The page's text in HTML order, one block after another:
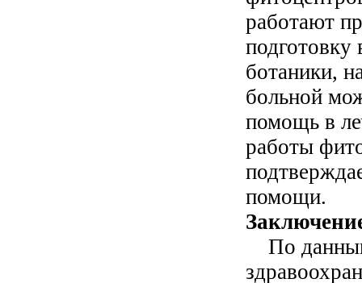
работают
подготовку
ботаники,
больной
помощь в
работы
помощи.
По